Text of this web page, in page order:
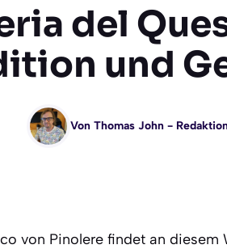
del
und
Von Thomas John-
von Pinolere findet an diesem